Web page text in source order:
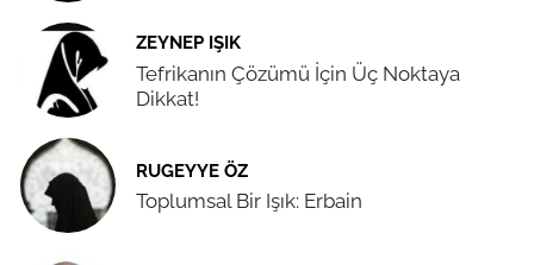
ZEYNEP IŞIK
Tefrikanın Çözümü İçin Üç Noktaya
Dikkat!
RUGEYYE ÖZ
Toplumsal Bir Işık: Erbain